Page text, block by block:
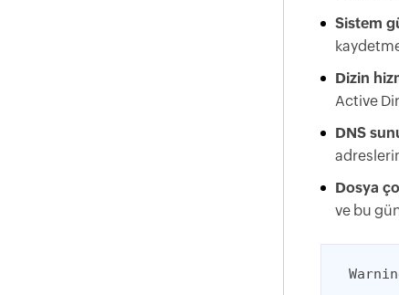
Sistem
Dizin
Active
DNS
Dosya
ve bu